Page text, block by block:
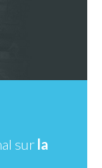
sur la